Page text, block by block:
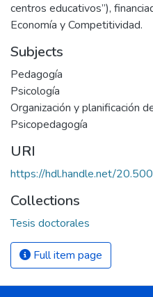
centros educativos”),
Economía y Competitividad.
Subjects
Pedagogía
Psicología
Organización y planificación
Psicopedagogía
URI
https://hdl.handle.net/
Collections
Tesis doctorales
Full item page